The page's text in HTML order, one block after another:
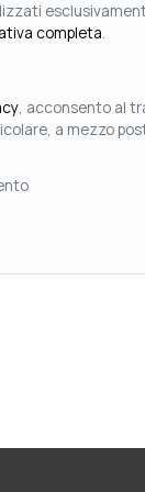
completa.
, acconsento al
a mezzo